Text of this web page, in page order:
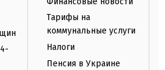
Тарифы на
коммунальные услуги
Налоги
Пенсия в Украине